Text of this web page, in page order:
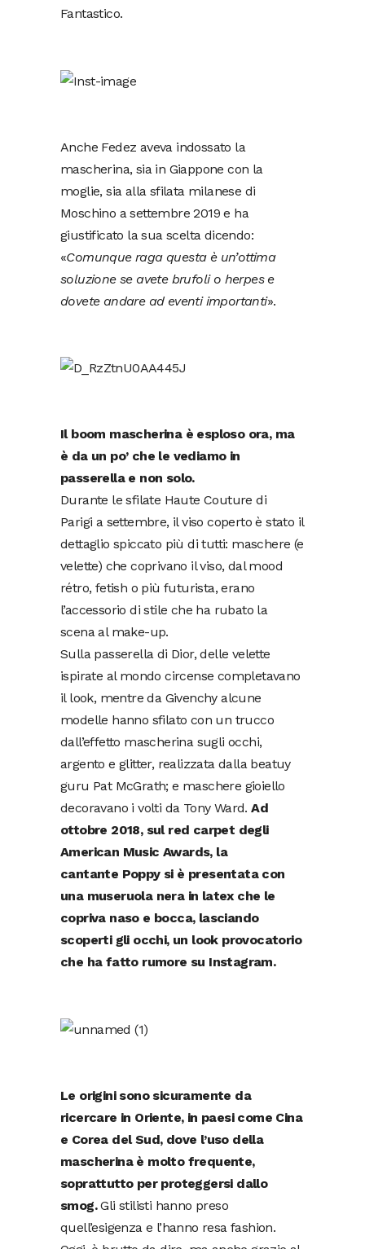
Fantastico.
Anche Fedez aveva indossato la
mascherina, sia in Giappone con la
moglie, sia alla sfilata milanese di
Moschino a settembre 2019 e ha
giustificato la sua scelta dicendo:
«Comunque raga questa è un’ottima
soluzione se avete brufoli o herpes e
dovete andare ad eventi importanti».
Il boom mascherina è esploso ora, ma
è da un po’ che le vediamo in
passerella e non solo.
Durante le sfilate Haute Couture di
Parigi a settembre, il viso coperto è stato il
dettaglio spiccato più di tutti: maschere (e
velette) che coprivano il viso, dal mood
rétro, fetish o più futurista, erano
l’accessorio di stile che ha rubato la
scena al make-up.
Sulla passerella di Dior, delle velette
ispirate al mondo circense completavano
il look, mentre da Givenchy alcune
modelle hanno sfilato con un trucco
dall’effetto mascherina sugli occhi,
argento e glitter, realizzata dalla beatuy
guru Pat McGrath; e maschere gioiello
decoravano i volti da Tony Ward.Ad
ottobre 2018, sul red carpet degli
American Music Awards, la
cantante Poppy si è presentata con
una museruola nera in latex che le
copriva naso e bocca, lasciando
scoperti gli occhi, un look provocatorio
che ha fatto rumore su Instagram.
Le origini sono sicuramente da
ricercare in Oriente, in paesi come Cina
e Corea del Sud, dove l’uso della
mascherina è molto frequente,
soprattutto per proteggersi dallo
smog.Gli stilisti hanno preso
quell’esigenza e l’hanno resa fashion.